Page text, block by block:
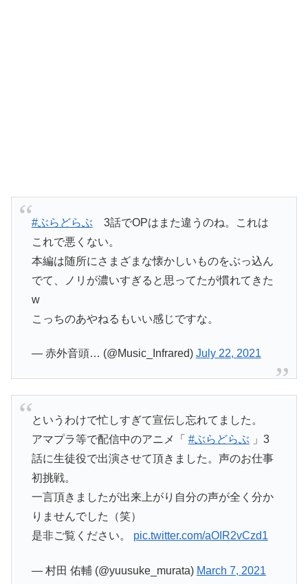
#ぶらどらぶ 3話でOPはまた違うのね。これは
これで悪くない。
本編は随所にさまざまな懐かしいものをぶっ込ん
でて、ノリが濃いすぎると思ってたが慣れてきた
w
こっちのあやねるもいい感じですな。
— 赤外音頭… (@Music_Infrared) July 22, 2021
というわけで忙しすぎて宣伝し忘れてました。
アマプラ等で配信中のアニメ「 #ぶらどらぶ 」3
話に生徒役で出演させて頂きました。声のお仕事
初挑戦。
一言頂きましたが出来上がり自分の声が全く分か
りませんでした（笑）
是非ご覧ください。 pic.twitter.com/aOIR2vCzd1
— 村田 佑輔 (@yuusuke_murata) March 7, 2021